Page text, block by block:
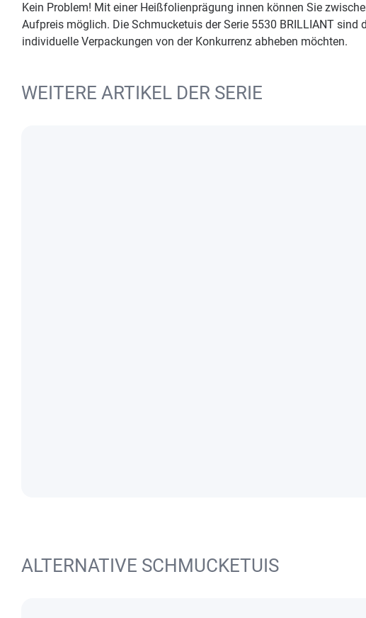
Kein Problem! Mit einer Heißfolienprägung innen können Sie
Aufpreis möglich. Die Schmucketuis der Serie 5530 BRILLIANT
individuelle Verpackungen von der Konkurrenz abheben möchten.
WEITERE ARTIKEL DER SERIE
ALTERNATIVE SCHMUCKETUIS